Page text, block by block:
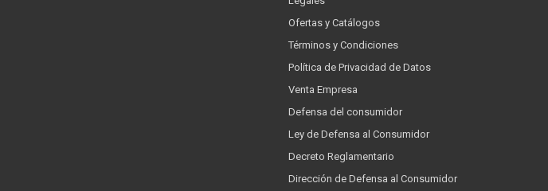
Ofertas y Catálogos
Términos y Condiciones
Política de Privacidad de Datos
Venta Empresa
Defensa del consumidor
Ley de Defensa al Consumidor
Decreto Reglamentario
Dirección de Defensa al Consumidor